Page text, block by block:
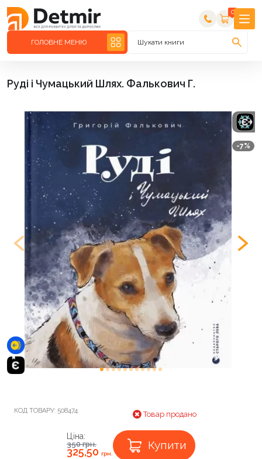
0
ГОЛОВНЕ МЕНЮ Шукати книги
Руді і Чумацький Шлях. Фалькович Г.
-7%
КОД ТОВАРУ: 508474 Товар продано
Ціна:
350грн.
325,50 грн.
Купити